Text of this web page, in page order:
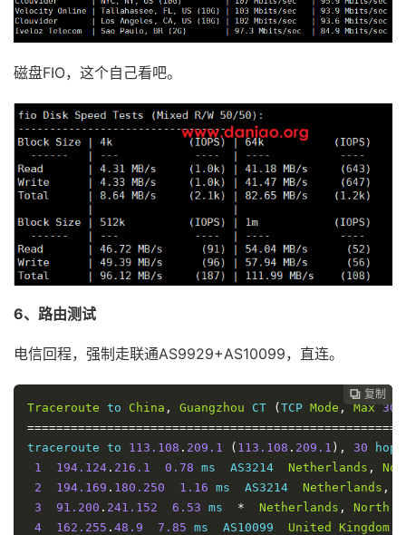
磁盘FIO，这个自己看吧。
6、路由测试
电信回程，强制走联通AS9929+AS10099，直连。
 复制
 复制
 复制
 复制
 复制
Traceroute to China , Guangzhou CT ( TCP Mode , Max 30
traceroute to 113.108 . 209.1 ( 113.108 . 209.1 ), 30
1
194.124 . 216.1 0.78 ms  AS3214 Netherlands ,
2
194.169 . 180.250 1.16 ms  AS3214 Netherlands ,
3
91.200 . 241.152 6.53 ms * Netherlands , North
4
162.255 . 48.9 7.85 ms  AS10099 United Kingdom